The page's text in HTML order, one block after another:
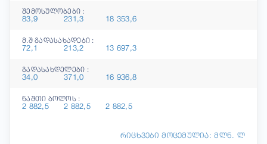
შემოსულობები :
83,9 231,3 18 353,6
მ.შ გადასახადები :
72,1 213,2 13 697,3
გადასახდელები :
34,0 371,0 16 936,8
ნაშთი ბოლოს :
2 882,5 2 882,5 2 882,5
რიცხვები მოცემულია: მლნ. ლ